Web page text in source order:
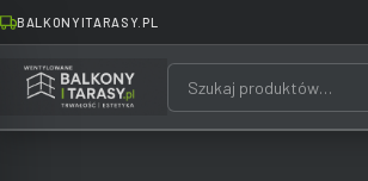
BALKONYITARASY.PL